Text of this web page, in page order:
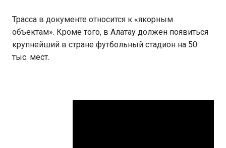
Трасса в документе относится к «якорным
объектам». Кроме того, в Алатау должен появиться
крупнейший в стране футбольный стадион на 50
тыс. мест.